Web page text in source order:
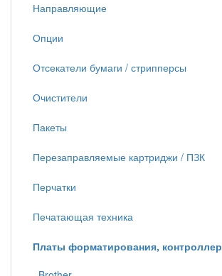
Направляющие
Опции
Отсекатели бумаги / стрипперсы
Очистители
Пакеты
Перезаправляемые картриджи / ПЗК
Перчатки
Печатающая техника
Платы форматирования, контроллер